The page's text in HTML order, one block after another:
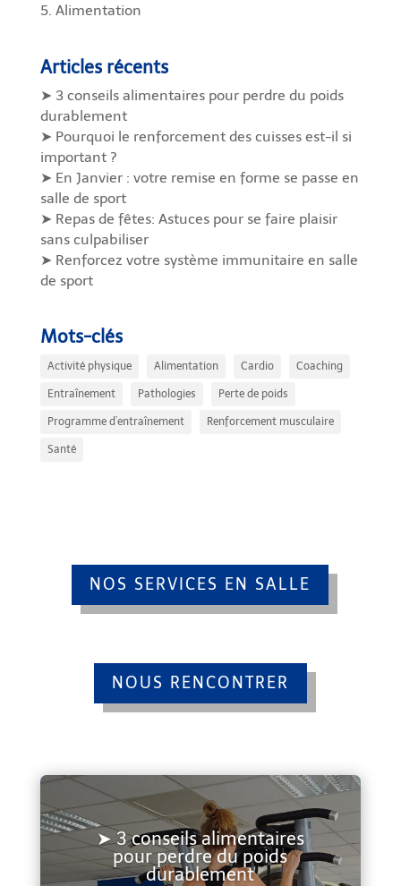
5. Alimentation
Articles récents
➤ 3 conseils alimentaires pour perdre du poids
durablement
➤ Pourquoi le renforcement des cuisses est-il si
important ?
➤ En Janvier : votre remise en forme se passe en
salle de sport
➤ Repas de fêtes: Astuces pour se faire plaisir
sans culpabiliser
➤ Renforcez votre système immunitaire en salle
de sport
Mots-clés
Activité physique Alimentation Cardio Coaching
Entraînement Pathologies Perte de poids
Programme d’entraînement Renforcement musculaire
Santé
NOS SERVICES EN SALLE
NOUS RENCONTRER
➤ 3 conseils alimentaires
pour perdre du poids
durablement